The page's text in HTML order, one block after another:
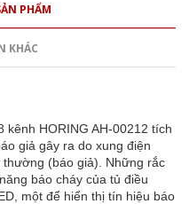
PHẨM
KHÁC
kênh HORING AH-00212 tích
giả gây ra do xung điện
(báo giả). Những rắc
báo cháy của tủ điều
một để hiển thị tín hiệu báo